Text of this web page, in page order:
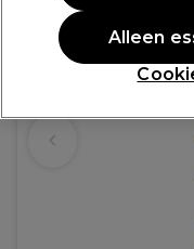
Alleen